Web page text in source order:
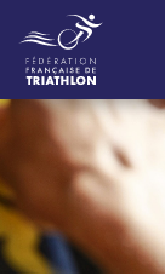
Panneau de